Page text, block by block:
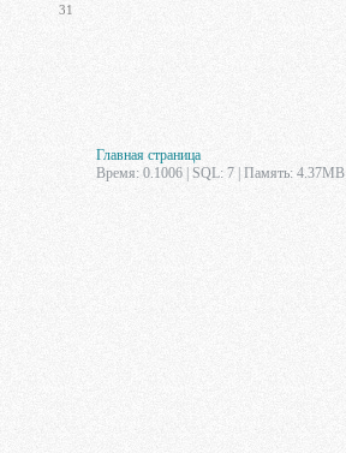
31
Главная страница
Время: 0.1006 | SQL: 7 | Память: 4.37MB